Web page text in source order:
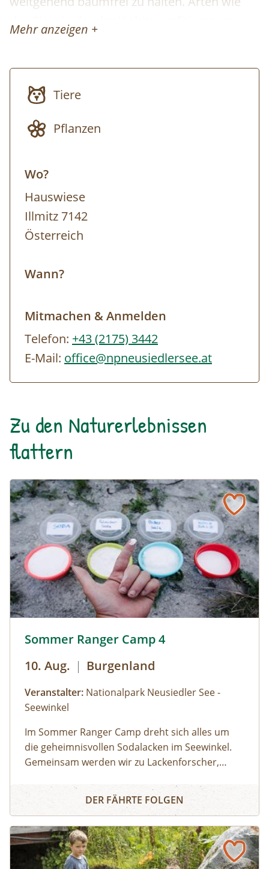
das Ziesel oder der Kiebitz profitieren von
dieser extensiven Bewirtschaftung.
entsprechende Exkursionspunkte mit dem
PKW angefahren werden (eigener PKW nicht
zwingend erforderlich), die Exkursion findet
Festes Schuhwerk, dem Wetter angepasste
Kleidung (Sonnen-, Regen- und/oder
Windschutz), Trinkflasche Anmeldung bis
spätestens 16 Uhr des Vortages. Die Tour
uns das Recht vor, den Inhalt der Tour
Wetterbedingungen anzupassen.
Mehr anzeigen +
Tiere
Pflanzen
Wo?
Hauswiese
Illmitz 7142
Österreich
Wann?
Mitmachen & Anmelden
Telefon: +43 (2175) 3442
E-Mail: office@npneusiedlersee.at
Zu den Naturerlebnissen
flattern
Sommer Ranger Camp 4
10. Aug. | Burgenland
Veranstalter: Nationalpark Neusiedler See -
Seewinkel
Im Sommer Ranger Camp dreht sich alles um
die geheimnisvollen Sodalacken im Seewinkel.
Gemeinsam werden wir zu Lackenforscher,
beobachten Vögel und führen spannende
Experimente rund um Salz, Wasser und extreme
draußen unterwegs, probieren aus, stellen
Fragen und erleben den Nationalpark mit allen
Sommer Ranger Camp 4
DER FÄHRTE FOLGEN